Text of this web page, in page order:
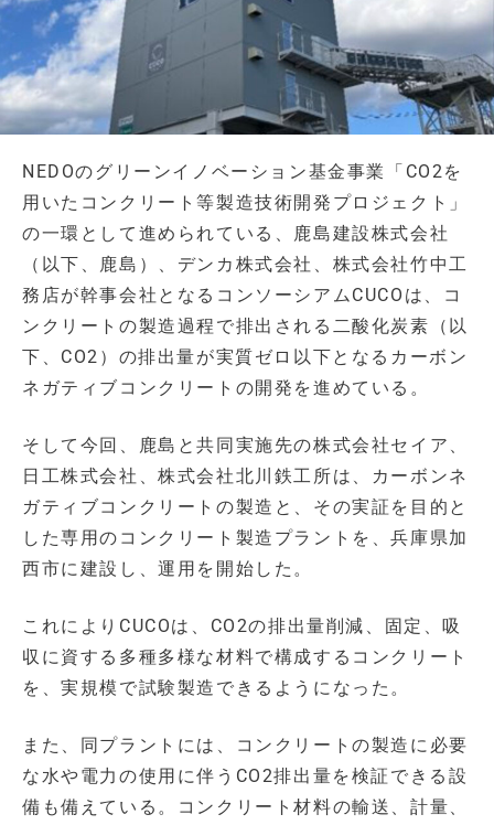
NEDOのグリーンイノベーション基金事業「CO2を
用いたコンクリート等製造技術開発プロジェクト」
の一環として進められている、鹿島建設株式会社
（以下、鹿島）、デンカ株式会社、株式会社竹中工
務店が幹事会社となるコンソーシアムCUCOは、コ
ンクリートの製造過程で排出される二酸化炭素（以
下、CO2）の排出量が実質ゼロ以下となるカーボン
ネガティブコンクリートの開発を進めている。
そして今回、鹿島と共同実施先の株式会社セイア、
日工株式会社、株式会社北川鉄工所は、カーボンネ
ガティブコンクリートの製造と、その実証を目的と
した専用のコンクリート製造プラントを、兵庫県加
西市に建設し、運用を開始した。
これによりCUCOは、CO2の排出量削減、固定、吸
収に資する多種多様な材料で構成するコンクリート
を、実規模で試験製造できるようになった。
また、同プラントには、コンクリートの製造に必要
な水や電力の使用に伴うCO2排出量を検証できる設
備も備えている。コンクリート材料の輸送、計量、